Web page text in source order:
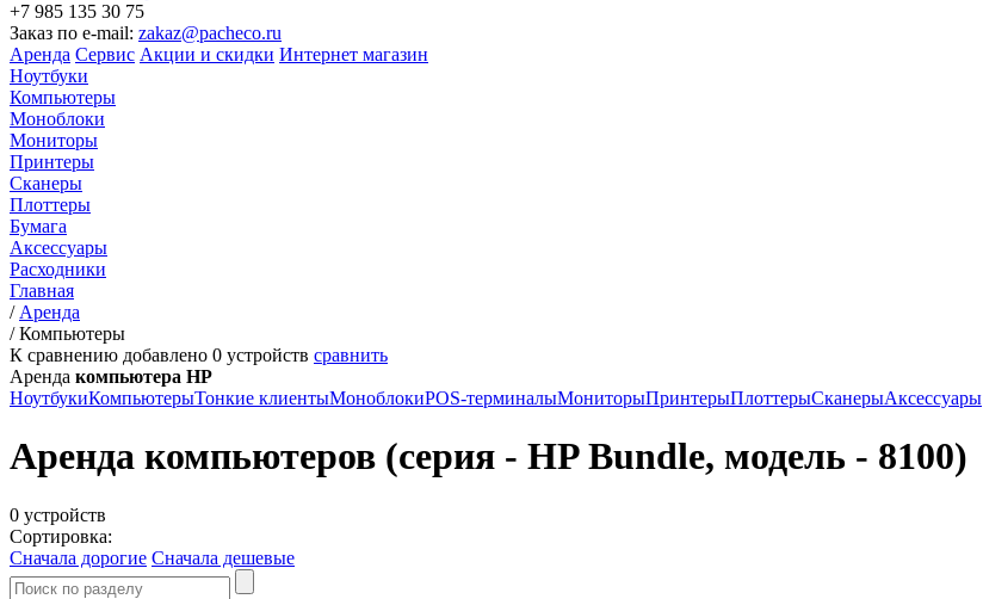
+7 985 135 30 75
Заказ по e-mail: zakaz@pacheco.ru
Аренда Сервис Акции и скидки Интернет магазин
Ноутбуки
Компьютеры
Моноблоки
Мониторы
Принтеры
Сканеры
Плоттеры
Бумага
Аксессуары
Расходники
Главная
/ Аренда
/Компьютеры
К сравнению добавлено 0 устройств сравнить
Аренда компьютера HP
НоутбукиКомпьютерыТонкие клиентыМоноблокиPOS-терминалыМониторыПринтерыПлоттерыСканерыАксессуары
Аренда компьютеров (серия - HP Bundle, модель - 8100)
0 устройств
Сортировка:
Сначала дорогие Сначала дешевые